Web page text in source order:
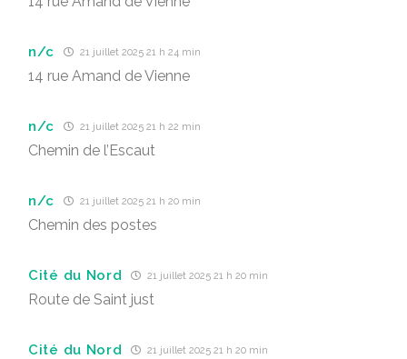
n/c 21 juillet 2025 21 h 24 min
14 rue Amand de Vienne
n/c 21 juillet 2025 21 h 22 min
Chemin de l’Escaut
n/c 21 juillet 2025 21 h 20 min
Chemin des postes
Cité du Nord 21 juillet 2025 21 h 20 min
Route de Saint just
Cité du Nord 21 juillet 2025 21 h 20 min